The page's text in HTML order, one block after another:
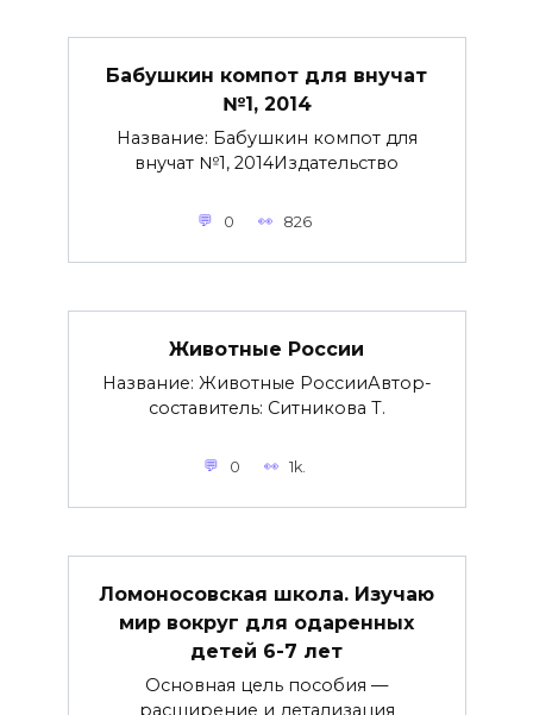
Бабушкин компот для внучат
№1, 2014
Название: Бабушкин компот для
внучат №1, 2014Издательство
0 826
Животные России
Название: Животные РоссииАвтор-
составитель: Ситникова Т.
0 1k.
Ломоносовская школа. Изучаю
мир вокруг для одаренных
детей 6-7 лет
Основная цель пособия —
расширение и детализация